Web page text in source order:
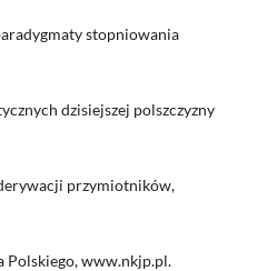
stopniowania
dzisiejszej polszczyzny
przymiotników,
Polskiego, www.nkjp.pl.